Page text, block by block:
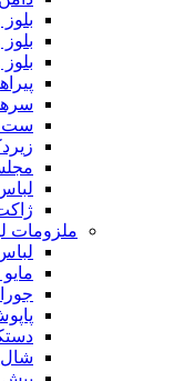
ست
ملزومات
شال